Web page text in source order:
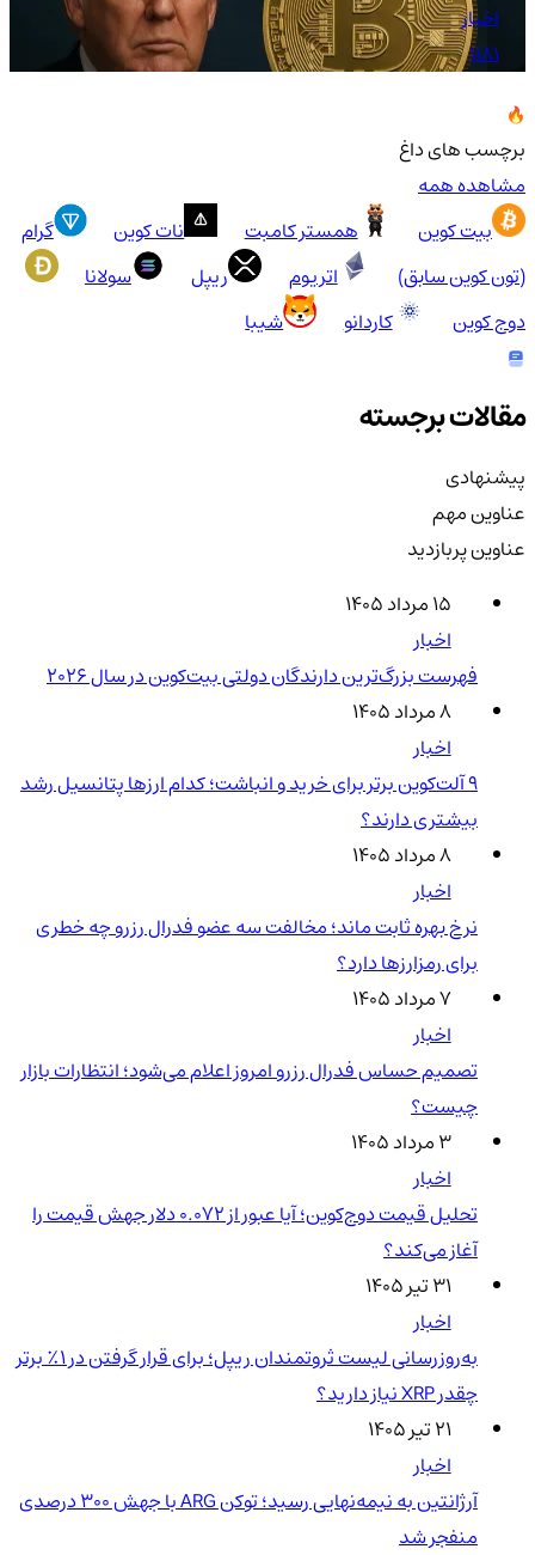
اخبار
1181
برچسب های داغ
مشاهده همه
بیت کوین
همستر کامبت نات کوین
گرام
(تون کوین سابق)
اتریوم ریپل
سولانا
دوج کوین
کاردانو شیبا
مقالات برجسته
پیشنهادی
عناوین مهم
عناوین پربازدید
۱۵ مرداد ۱۴۰۵
اخبار
فهرست بزرگ‌ترین دارندگان دولتی بیت‌کوین در سال 2026
۸ مرداد ۱۴۰۵
اخبار
۹ آلت‌کوین برتر برای خرید و انباشت؛ کدام ارزها پتانسیل رشد
بیشتری دارند؟
۸ مرداد ۱۴۰۵
اخبار
نرخ بهره ثابت ماند؛ مخالفت سه عضو فدرال رزرو چه خطری
برای رمزارزها دارد؟
۷ مرداد ۱۴۰۵
اخبار
تصمیم حساس فدرال رزرو امروز اعلام می‌شود؛ انتظارات بازار
چیست؟
۳ مرداد ۱۴۰۵
اخبار
تحلیل قیمت دوج‌کوین؛ آیا عبور از ۰.۰۷۲ دلار جهش قیمت را
آغاز می‌کند؟
۳۱ تیر ۱۴۰۵
اخبار
به‌روزرسانی لیست ثروتمندان ریپل؛ برای قرار گرفتن در ۱٪ برتر
چقدر XRP نیاز دارید؟
۲۱ تیر ۱۴۰۵
اخبار
آرژانتین به نیمه‌نهایی رسید؛ توکن ARG با جهش ۳۰۰ درصدی
منفجر شد